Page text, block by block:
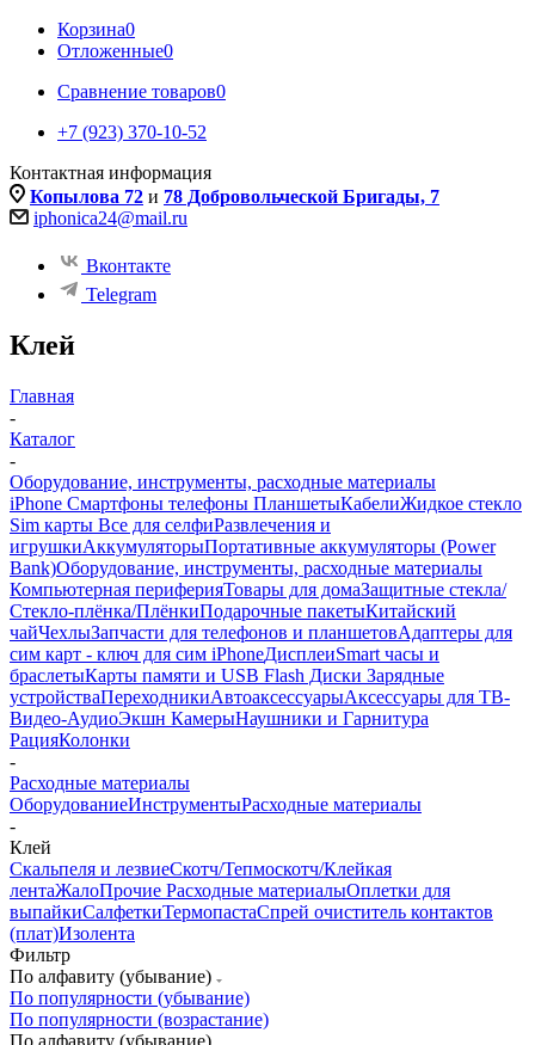
Корзина0
Отложенные0
Сравнение товаров0
+7 (923) 370-10-52
Контактная информация
Копылова 72 и 78 Добровольческой Бригады, 7
iphonica24@mail.ru
Вконтакте
Telegram
Клей
Главная
-
Каталог
-
Оборудование, инструменты, расходные материалы
iPhone Смартфоны телефоны ПланшетыКабелиЖидкое стекло
Sim карты Все для селфиРазвлечения и
игрушкиАккумуляторыПортативные аккумуляторы (Power
Bank)Оборудование, инструменты, расходные материалы
Компьютерная периферияТовары для домаЗащитные стекла/
Стекло-плёнка/ПлёнкиПодарочные пакетыКитайский
чайЧехлыЗапчасти для телефонов и планшетовАдаптеры для
сим карт - ключ для сим iPhoneДисплеиSmart часы и
браслетыКарты памяти и USB Flash Диски Зарядные
устройстваПереходникиАвтоаксессуарыАксессуары для ТВ-
Видео-АудиоЭкшн КамерыНаушники и Гарнитура
РацияКолонки
-
Расходные материалы
ОборудованиеИнструментыРасходные материалы
-
Клей
Скальпеля и лезвиеСкотч/Тепмоскотч/Клейкая
лентаЖалоПрочие Расходные материалыОплетки для
выпайкиСалфеткиТермопастаСпрей очиститель контактов
(плат)Изолента
Фильтр
По алфавиту (убывание)
По популярности (убывание)
По популярности (возрастание)
По алфавиту (убывание)